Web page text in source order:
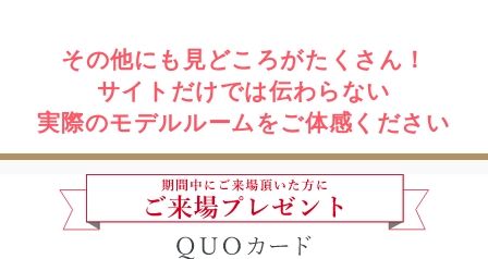
その他にも見どころがたくさん！
サイトだけでは伝わらない
実際のモデルルームをご体感ください